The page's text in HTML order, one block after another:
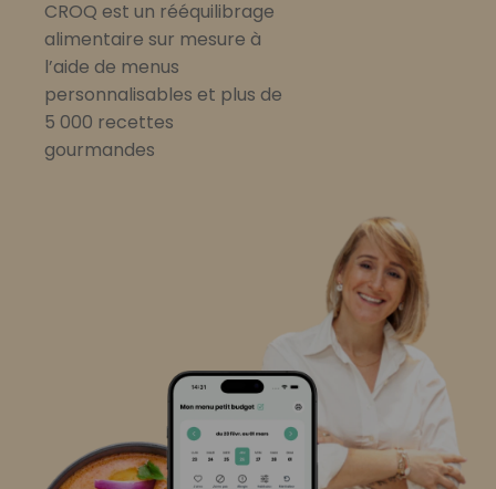
CROQ est un rééquilibrage
alimentaire sur mesure à
l’aide de menus
personnalisables et plus de
5 000 recettes
gourmandes